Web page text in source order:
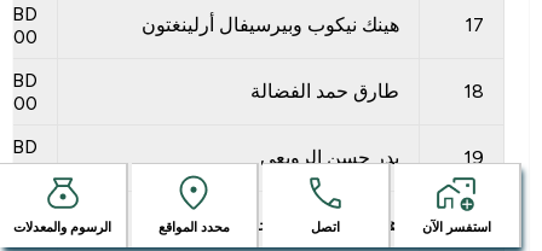
17 هينك نيكوب وبيرسيفال أرلينغتون
BD
300
18 طارق حمد الفضالة
BD
300
19 بدر حسن الرويعي
BD
300
20 هاشمية سيد الماجد
300
استفسر الآن اتصل محدد المواقع الرسوم والمعدلات